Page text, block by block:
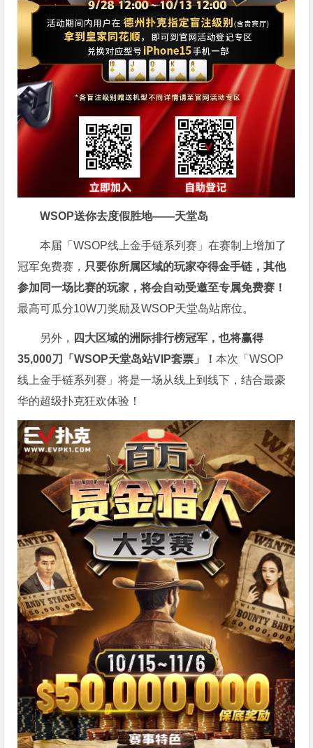
WSOP送你去度假胜地——天堂岛
本届「WSOP线上金手链系列赛」在赛制上增加了
冠军免费赛， 只要你所属区域的玩家夺得金手链，其他
参加同一场比赛的玩家，将会自动受邀至专属免费赛！
最高可瓜分10W刀奖励及WSOP天堂岛站席位。
另外， 四大区域的洲际排行榜冠军，也将赢得
35,000刀「WSOP天堂岛站VIP套票」！本次「WSOP
线上金手链系列赛」将是一场从线上到线下，结合最豪
华的超级扑克狂欢体验！